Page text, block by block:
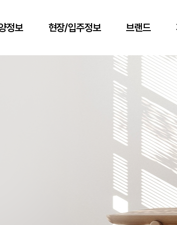
정보 현장/입주정보 브랜드